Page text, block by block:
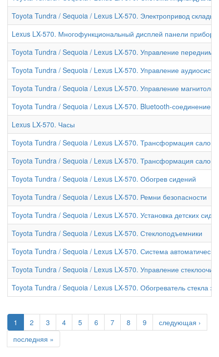
Toyota Tundra / Sequoia / Lexus LX-570. Электропривод
Lexus LX-570. Многофункциональный дисплей панели
Toyota Tundra / Sequoia / Lexus LX-570. Управление передним
Toyota Tundra / Sequoia / Lexus LX-570. Управление
Toyota Tundra / Sequoia / Lexus LX-570. Управление
Toyota Tundra / Sequoia / Lexus LX-570. Bluetooth-соединение
Lexus LX-570. Часы
Toyota Tundra / Sequoia / Lexus LX-570. Трансформация салона
Toyota Tundra / Sequoia / Lexus LX-570. Трансформация салона
Toyota Tundra / Sequoia / Lexus LX-570. Обогрев сидений
Toyota Tundra / Sequoia / Lexus LX-570. Ремни безопасности
Toyota Tundra / Sequoia / Lexus LX-570. Установка детских
Toyota Tundra / Sequoia / Lexus LX-570. Стеклоподъемники
Toyota Tundra / Sequoia / Lexus LX-570. Система
Toyota Tundra / Sequoia / Lexus LX-570. Управление
Toyota Tundra / Sequoia / Lexus LX-570. Обогреватель стекла
1 2 3 4 5 6 7 8 9
следующая ›
последняя »